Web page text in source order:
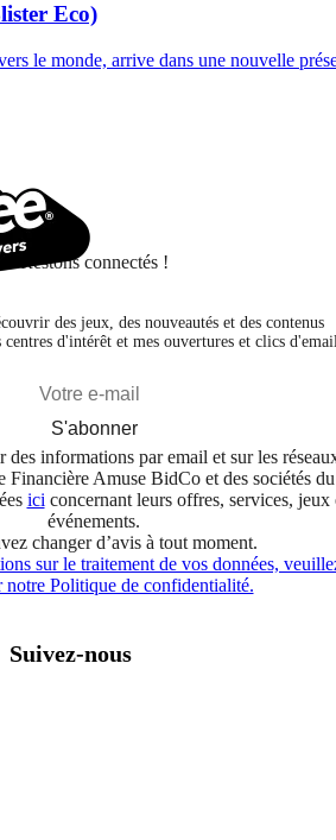
Eco)
le monde, arrive dans une nouvelle
Restons connectés !
des jeux, des nouveautés et des contenus
centres d'intérêt et mes ouvertures et clics
S'abonner
des informations par email et sur les
Financière Amuse BidCo et des sociétés du
ici concernant leurs offres, services, jeux
événements.
changer d’avis à tout moment.
sur le traitement de vos données,
notre Politique de confidentialité.
Suivez-nous